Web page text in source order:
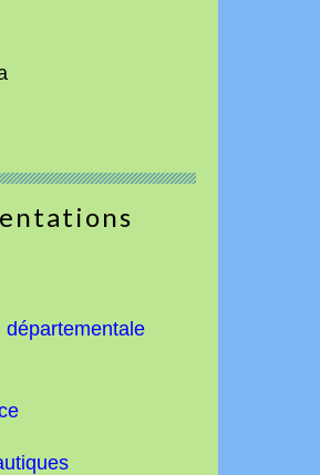
départementale